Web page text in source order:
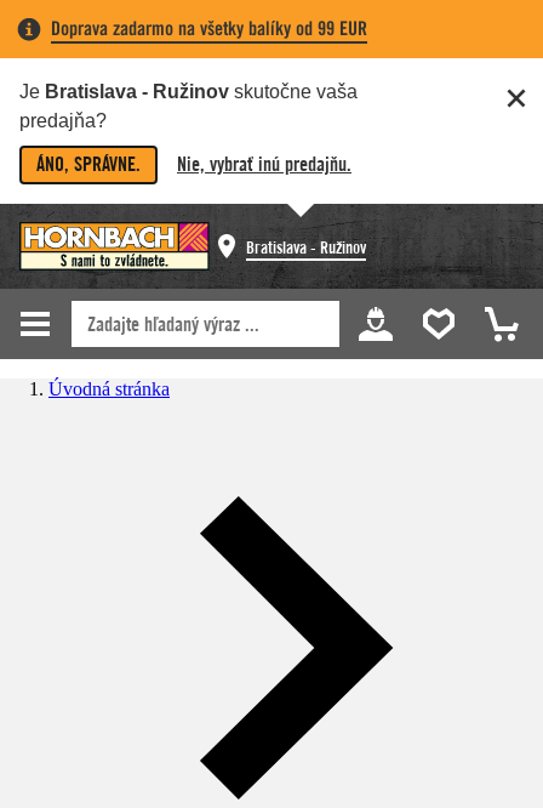
Doprava zadarmo na všetky balíky od 99 EUR
Je Bratislava - Ružinov skutočne vaša
predajňa?
ÁNO, SPRÁVNE. Nie, vybrať inú predajňu.
Bratislava - Ružinov
Úvodná stránka